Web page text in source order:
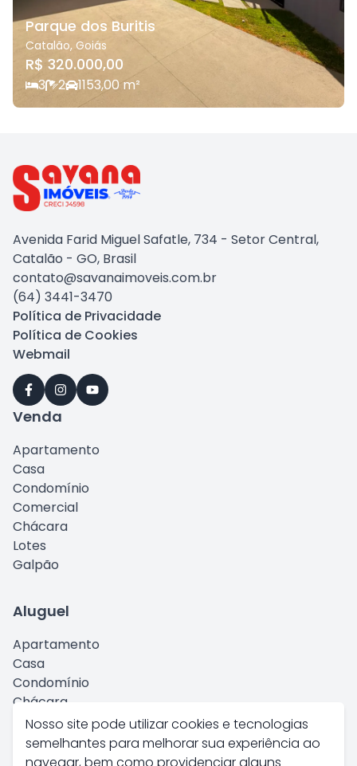
Parque dos Buritis
Catalão, Goiás
R$ 320.000,00
3 2 1153,00 m²
Nosso site pode utilizar cookies e tecnologias
semelhantes para melhorar sua experiência ao
Avenida Farid Miguel Safatle, 734 - Setor Central,
Catalão - GO, Brasil
contato@savanaimoveis.com.br
(64) 3441-3470
Política de Privacidade
Política de Cookies
Webmail
Venda
Apartamento
Casa
Condomínio
Comercial
Chácara
Lotes
Galpão
Aluguel
Apartamento
Casa
Condomínio
Chácara
Comercial
Kitnet
Galpão